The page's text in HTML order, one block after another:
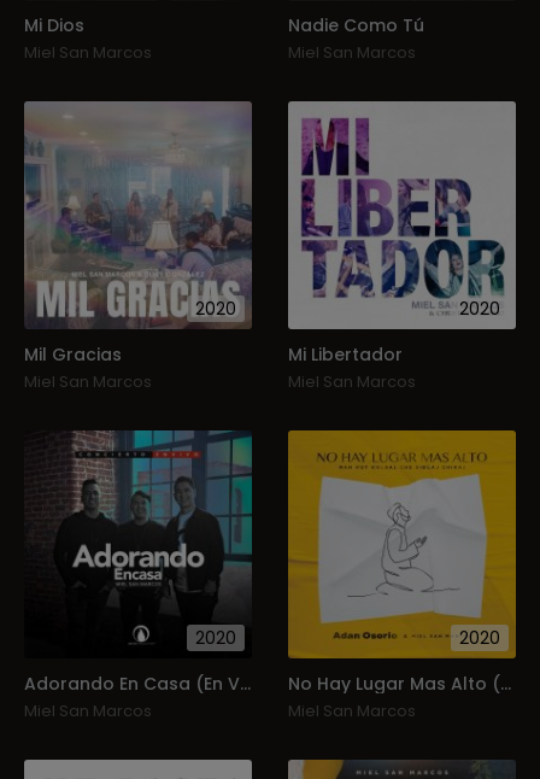
Mi Dios
Miel San Marcos
Nadie Como Tú
Miel San Marcos
2020
Mil Gracias
Miel San Marcos
2020
Mi Libertador
Miel San Marcos
2020
Adorando En Casa (En Vivo Desde Casa)
Miel San Marcos
2020
No Hay Lugar Mas Alto (Man K’ot K’olbal Che Sib’laj Chikaj)
Miel San Marcos